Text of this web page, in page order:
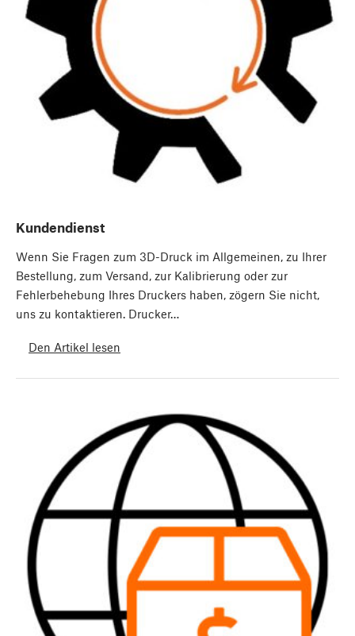
Kundendienst
Wenn Sie Fragen zum 3D-Druck im Allgemeinen, zu Ihrer
Bestellung, zum Versand, zur Kalibrierung oder zur
Fehlerbehebung Ihres Druckers haben, zögern Sie nicht,
uns zu kontaktieren. Drucker…
Den Artikel lesen